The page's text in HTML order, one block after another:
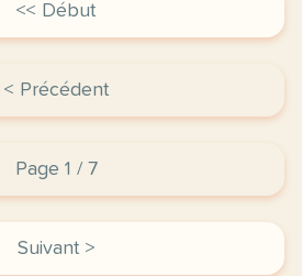
<< Début
< Précédent
Page 1 / 7
Suivant >